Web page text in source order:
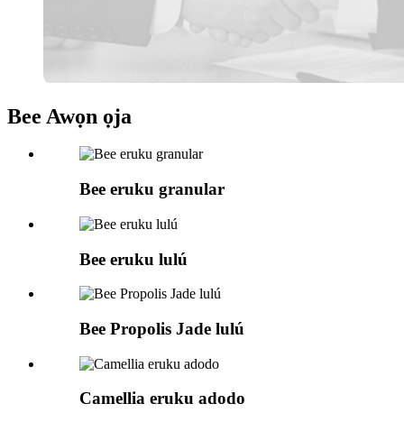
Bee Awọn ọja
Bee eruku granular
Bee eruku lulú
Bee Propolis Jade lulú
Camellia eruku adodo